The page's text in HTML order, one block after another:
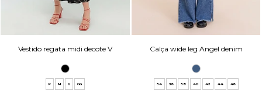
Vestido regata midi decote V
P M G GG
Calça wide leg Angel denim
34 36 38 40 42 44 46